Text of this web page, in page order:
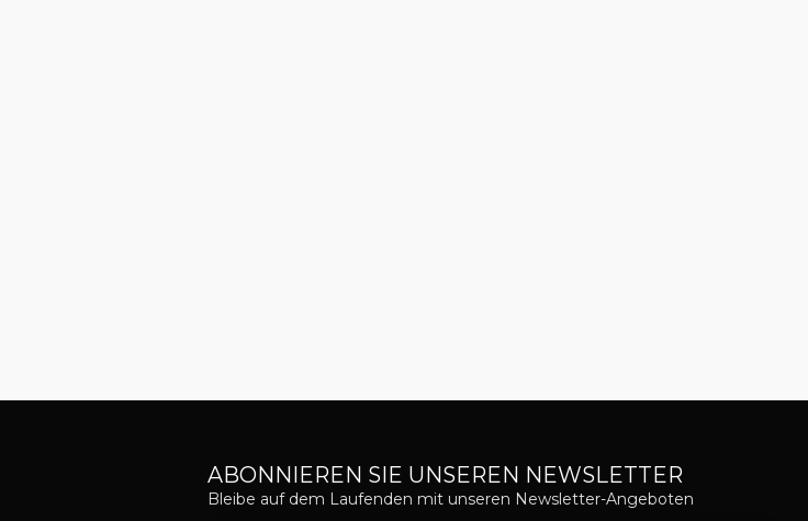
ABONNIEREN SIE UNSEREN NEWSLETTER
Bleibe auf dem Laufenden mit unseren Newsletter-Angeboten